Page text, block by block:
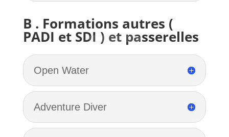
B . Formations autres (
PADI et SDI ) et passerelles
Open Water
Adventure Diver